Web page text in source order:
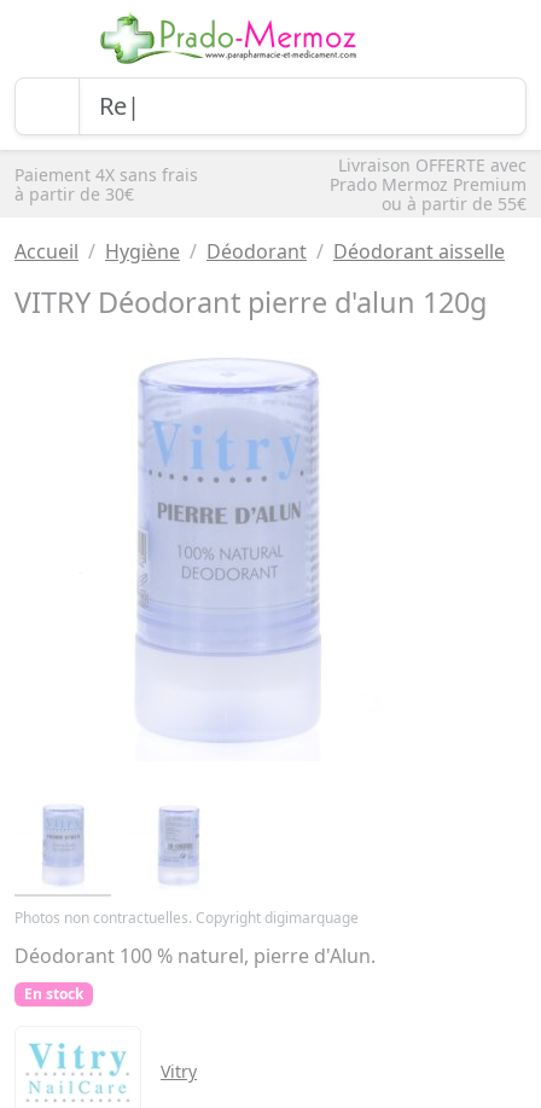
Paiement 4X sans frais
à partir de 30€
Livraison OFFERTE avec
Prado Mermoz Premium
ou à partir de 55€
Accueil Hygiène Déodorant Déodorant aisselle
VITRY Déodorant pierre d'alun 120g
Photos non contractuelles. Copyright digimarquage
Déodorant 100 % naturel, pierre d'Alun.
En stock
Vitry